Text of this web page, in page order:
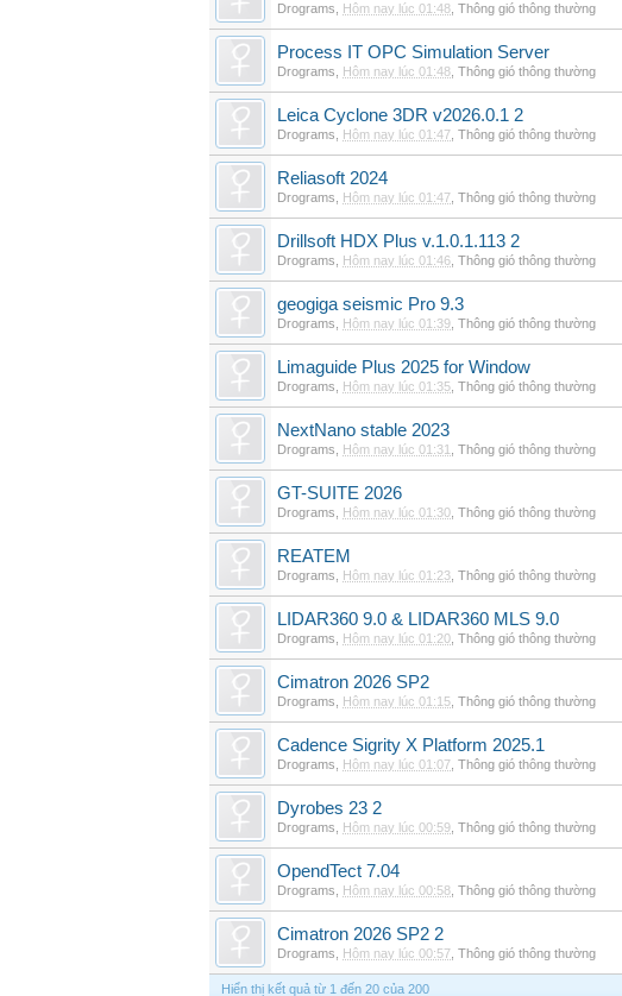
Drograms Hôm nay lúc 01:48 Thông gió thông thường
Process IT OPC Simulation Server
Drograms Hôm nay lúc 01:48 Thông gió thông thường
Leica Cyclone 3DR v2026.0.1 2
Drograms Hôm nay lúc 01:47 Thông gió thông thường
Reliasoft 2024
Drograms Hôm nay lúc 01:47 Thông gió thông thường
Drillsoft HDX Plus v.1.0.1.113 2
Drograms Hôm nay lúc 01:46 Thông gió thông thường
geogiga seismic Pro 9.3
Drograms Hôm nay lúc 01:39 Thông gió thông thường
Limaguide Plus 2025 for Window
Drograms Hôm nay lúc 01:35 Thông gió thông thường
NextNano stable 2023
Drograms Hôm nay lúc 01:31 Thông gió thông thường
GT-SUITE 2026
Drograms Hôm nay lúc 01:30 Thông gió thông thường
REATEM
Drograms Hôm nay lúc 01:23 Thông gió thông thường
LIDAR360 9.0 & LIDAR360 MLS 9.0
Drograms Hôm nay lúc 01:20 Thông gió thông thường
Cimatron 2026 SP2
Drograms Hôm nay lúc 01:15 Thông gió thông thường
Cadence Sigrity X Platform 2025.1
Drograms Hôm nay lúc 01:07 Thông gió thông thường
Dyrobes 23 2
Drograms Hôm nay lúc 00:59 Thông gió thông thường
OpendTect 7.04
Drograms Hôm nay lúc 00:58 Thông gió thông thường
Cimatron 2026 SP2 2
Drograms Hôm nay lúc 00:57 Thông gió thông thường
Hiển thị kết quả từ 1 đến 20 của 200